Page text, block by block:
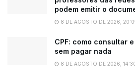
podem emitir o
8 DE AGOSTO DE 2026,
CPF: como consultar
sem pagar nada
8 DE AGOSTO DE 2026,